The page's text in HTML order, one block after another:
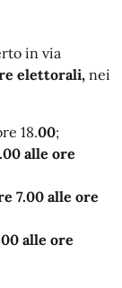
in via
elettorali, nei
18.00;
alle ore
7.00 alle ore
alle ore